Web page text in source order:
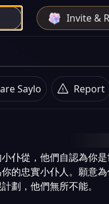
Invite &
Saylo Report
仆從，他們自認為你
的忠實小仆人。願意
劃，他們無所不能。